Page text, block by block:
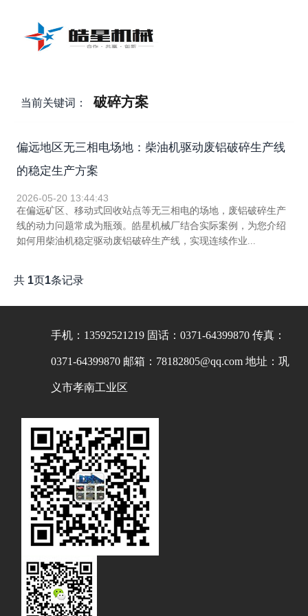
当前关键词： 破碎方案
偏远地区无三相电场地：柴油机驱动废铝破碎生产线
的稳定生产方案
2026-05-20 13:44:43
在偏远矿区、移动式回收站点等无三相电的场地，废铝破碎生产
线的动力问题常成为瓶颈。皓星机械厂结合实际案例，为您介绍
如何用柴油机稳定驱动废铝破碎生产线，实现连续作业...
共 1页1条记录
手机：13592521219 固话：0371-64399870 传真：
0371-64399870 邮箱：78182805@qq.com 地址：巩
义市孝南工业区